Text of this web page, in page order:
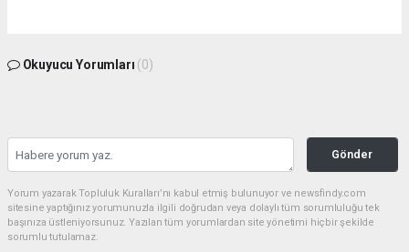
Okuyucu Yorumları (0)
Gönder
Yorum yazarak Topluluk Kuralları’nı kabul etmiş bulunuyor ve newsfindy.com
sitesine yaptığınız yorumunuzla ilgili doğrudan veya dolaylı tüm sorumluluğu tek
başınıza üstleniyorsunuz. Yazılan tüm yorumlardan site yönetimi hiçbir şekilde
sorumlu tutulamaz.